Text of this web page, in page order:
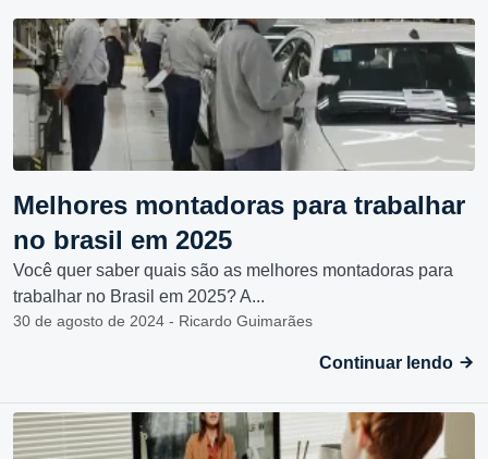
Melhores montadoras para trabalhar
no brasil em 2025
Você quer saber quais são as melhores montadoras para
trabalhar no Brasil em 2025? A...
30 de agosto de 2024 - Ricardo Guimarães
Continuar lendo